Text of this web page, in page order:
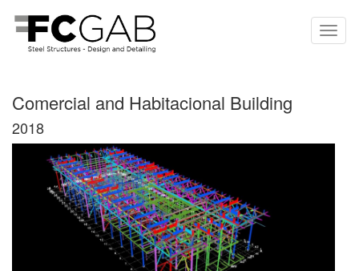
Comercial and Habitacional Building
2018